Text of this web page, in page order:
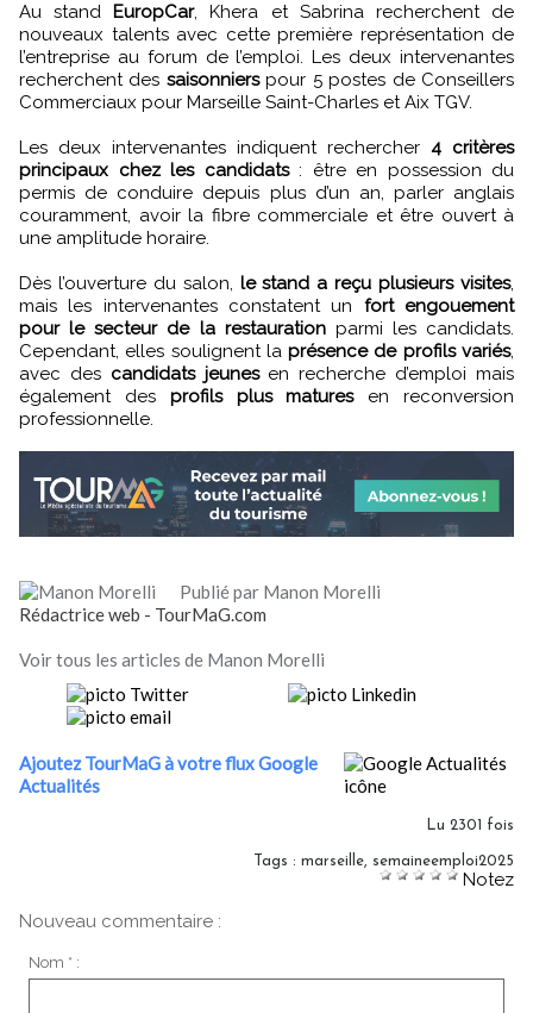
Au stand EuropCar, Khera et Sabrina recherchent de
nouveaux talents avec cette première représentation de
l’entreprise au forum de l’emploi. Les deux intervenantes
recherchent des saisonnierspour 5 postes de Conseillers
Commerciaux pour Marseille Saint-Charles et Aix TGV.
Les deux intervenantes indiquent rechercher 4 critères
principaux chez les candidats: être en possession du
permis de conduire depuis plus d’un an, parler anglais
couramment, avoir la fibre commerciale et être ouvert à
une amplitude horaire.
Dès l’ouverture du salon, le stand a reçu plusieurs visites,
mais les intervenantes constatent un fort engouement
pour le secteur de la restaurationparmi les candidats.
Cependant, elles soulignent laprésence de profils variés,
avec des candidats jeunesen recherche d’emploi mais
également des profils plus maturesen reconversion
professionnelle.
Publié par Manon Morelli
Rédactrice web - TourMaG.com
Voir tous les articles de Manon Morelli
Ajoutez TourMaG à votre flux Google
Actualités
Lu 2301 fois
Tags : marseille semaineemploi2025
Notez
Nouveau commentaire :
Nom * :